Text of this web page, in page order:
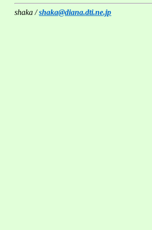
shaka /shaka@diana.dti.ne.jp